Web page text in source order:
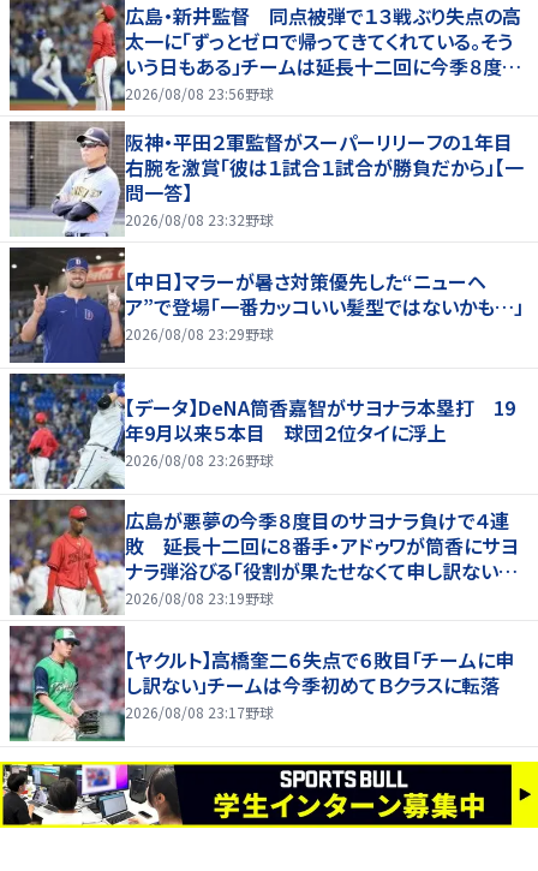
広島・新井監督 同点被弾で１３戦ぶり失点の高
太一に「ずっとゼロで帰ってきてくれている。そう
いう日もある」チームは延長十二回に今季８度目
サヨナラ負け
2026/08/08 23:56野球
阪神・平田２軍監督がスーパーリリーフの１年目
右腕を激賞「彼は１試合１試合が勝負だから」【一
問一答】
2026/08/08 23:32野球
【中日】マラーが暑さ対策優先した“ニューヘ
ア”で登場「一番カッコいい髪型ではないかも…」
2026/08/08 23:29野球
【データ】DeNA筒香嘉智がサヨナラ本塁打 19
年9月以来５本目 球団２位タイに浮上
2026/08/08 23:26野球
広島が悪夢の今季８度目のサヨナラ負けで４連
敗 延長十二回に８番手・アドゥワが筒香にサヨ
ナラ弾浴びる「役割が果たせなくて申し訳ないで
す」
2026/08/08 23:19野球
【ヤクルト】高橋奎二６失点で６敗目「チームに申
し訳ない」チームは今季初めてＢクラスに転落
2026/08/08 23:17野球